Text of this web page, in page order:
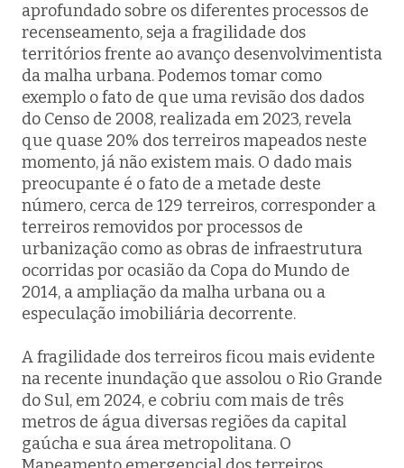
aprofundado sobre os diferentes processos de
recenseamento, seja a fragilidade dos
territórios frente ao avanço desenvolvimentista
da malha urbana. Podemos tomar como
exemplo o fato de que uma revisão dos dados
do Censo de 2008, realizada em 2023, revela
que quase 20% dos terreiros mapeados neste
momento, já não existem mais. O dado mais
preocupante é o fato de a metade deste
número, cerca de 129 terreiros, corresponder a
terreiros removidos por processos de
urbanização como as obras de infraestrutura
ocorridas por ocasião da Copa do Mundo de
2014, a ampliação da malha urbana ou a
especulação imobiliária decorrente.
A fragilidade dos terreiros ficou mais evidente
na recente inundação que assolou o Rio Grande
do Sul, em 2024, e cobriu com mais de três
metros de água diversas regiões da capital
gaúcha e sua área metropolitana. O